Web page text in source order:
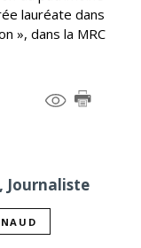
lauréate dans
», dans la MRC
Journaliste